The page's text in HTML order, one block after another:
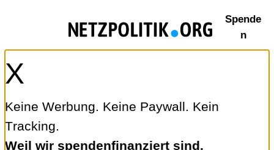
springen
Spende
n
X
Keine Werbung. Keine Paywall. Kein
Tracking.
Weil wir spendenfinanziert sind.